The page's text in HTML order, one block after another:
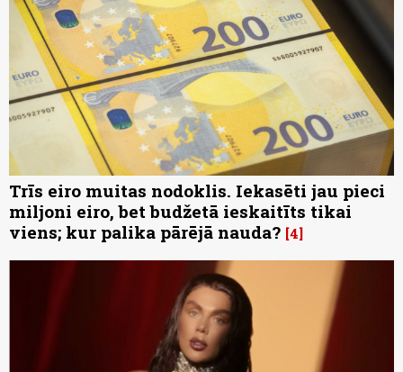
Trīs eiro muitas nodoklis. Iekasēti jau pieci
miljoni eiro, bet budžetā ieskaitīts tikai
viens; kur palika pārējā nauda? 4